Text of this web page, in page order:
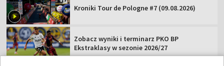
Kroniki Tour de Pologne #7 (09.08.2026)
Zobacz wyniki i terminarz PKO BP
Ekstraklasy w sezonie 2026/27